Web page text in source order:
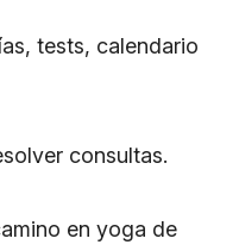
tests, calendario
consultas.
en yoga de